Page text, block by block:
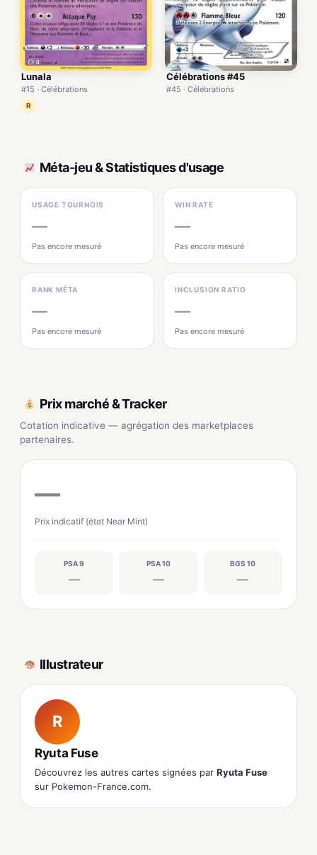
Lunala
#15 · Célébrations
R
Célébrations #45
#45 · Célébrations
Méta-jeu & Statistiques d'usage
USAGE TOURNOIS
—
Pas encore mesuré
WIN RATE
—
Pas encore mesuré
RANK MÉTA
—
Pas encore mesuré
INCLUSION RATIO
—
Pas encore mesuré
Prix marché & Tracker
Cotation indicative — agrégation des marketplaces
partenaires.
—
Prix indicatif (état Near Mint)
PSA 9
—
PSA 10
—
BGS 10
—
Illustrateur
R
Ryuta Fuse
Découvrez les autres cartes signées par Ryuta Fuse
sur Pokemon-France.com.